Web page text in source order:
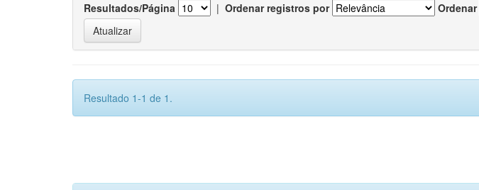
Resultados/Página | Ordenar registros por Ordenar
Resultado 1-1 de 1.